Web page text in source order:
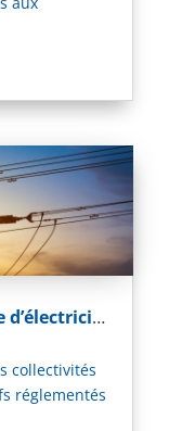
Tarifs réglementés de vente d’électricité : un délai de paiement porté à 30 jours pour les collectivités à compter du 1er juillet 2026
collectivités
réglementés